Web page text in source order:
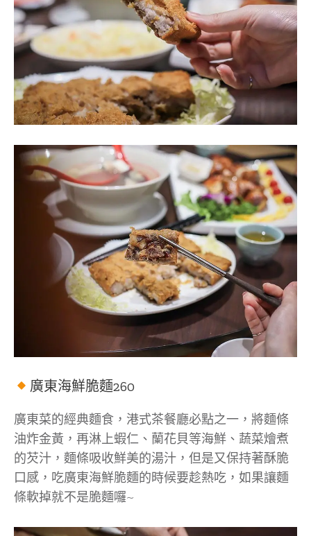
廣東海鮮脆麵260
廣東菜的經典麵食，港式茶餐廳必點之一，將麵條
油炸金黃，再淋上蝦仁、蘭花貝等海鮮、蔬菜燴煮
的芡汁，麵條吸收鮮美的湯汁，但是又保持著酥脆
口感，吃廣東海鮮脆麵的時候要趁熱吃，如果讓麵
條軟掉就不是脆麵囉~